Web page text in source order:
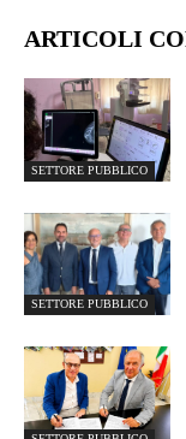
ARTICOLI
SETTORE PUBBLICO
SETTORE PUBBLICO